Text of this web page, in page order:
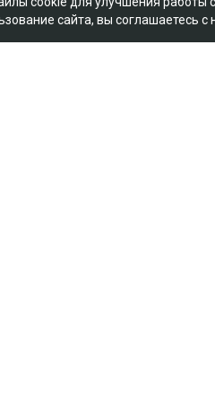
сайта, вы соглашаетесь с